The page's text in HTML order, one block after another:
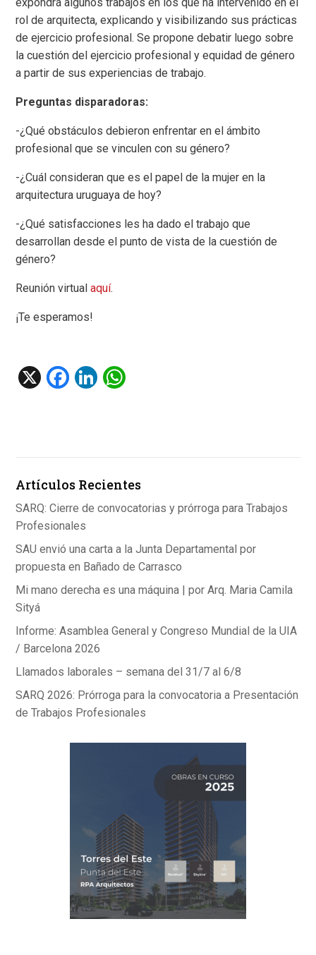
rol de arquitecta, explicando y visibilizando sus prácticas
de ejercicio profesional. Se propone debatir luego sobre
la cuestión del ejercicio profesional y equidad de género
a partir de sus experiencias de trabajo.
Preguntas disparadoras:
-¿Qué obstáculos debieron enfrentar en el ámbito
profesional que se vinculen con su género?
-¿Cuál consideran que es el papel de la mujer en la
arquitectura uruguaya de hoy?
-¿Qué satisfacciones les ha dado el trabajo que
desarrollan desde el punto de vista de la cuestión de
género?
Reunión virtualaquí.
¡Te esperamos!
X
F
o
k
Li
p
p
Artículos Recientes
SARQ: Cierre de convocatorias y prórroga para Trabajos
Profesionales
SAU envió una carta a la Junta Departamental por
propuesta en Bañado de Carrasco
Mi mano derecha es una máquina | por Arq. Maria Camila
Sityá
Informe: Asamblea General y Congreso Mundial de la UIA
/ Barcelona 2026
Llamados laborales – semana del 31/7 al 6/8
SARQ 2026: Prórroga para la convocatoria a Presentación
de Trabajos Profesionales